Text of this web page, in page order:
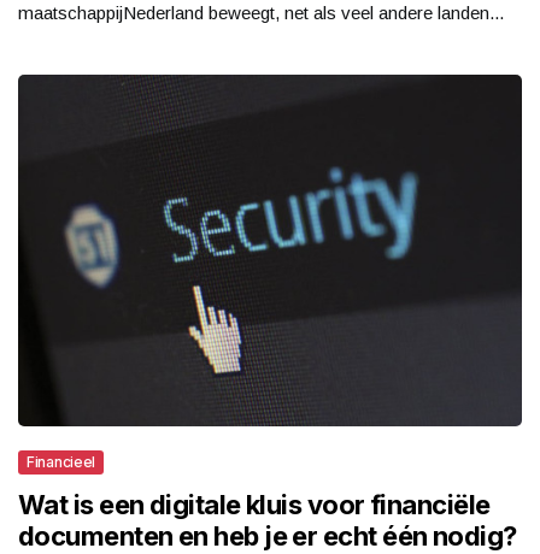
maatschappijNederland beweegt, net als veel andere landen...
Financieel
Wat is een digitale kluis voor financiële
documenten en heb je er echt één nodig?